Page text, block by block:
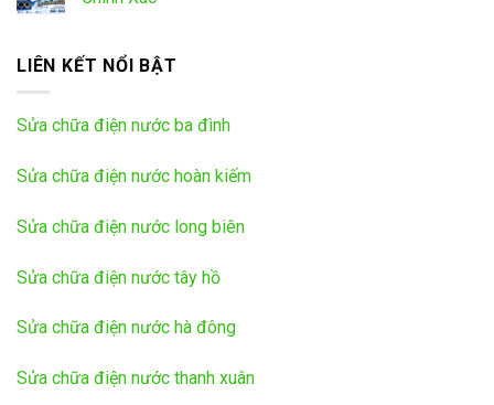
LIÊN KẾT NỔI BẬT
Sửa chữa điện nước ba đình
Sửa chữa điện nước hoàn kiếm
Sửa chữa điện nước long biên
Sửa chữa điện nước tây hồ
Sửa chữa điện nước hà đông
Sửa chữa điện nước thanh xuân